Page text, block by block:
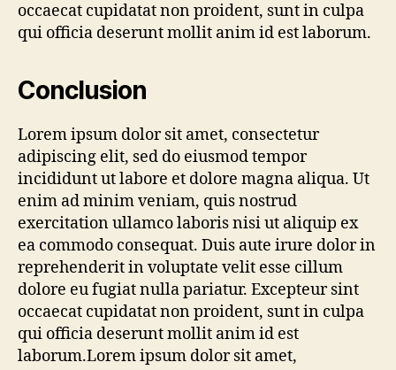
occaecat cupidatat non proident, sunt in culpa
qui officia deserunt mollit anim id est laborum.
Conclusion
Lorem ipsum dolor sit amet, consectetur
adipiscing elit, sed do eiusmod tempor
incididunt ut labore et dolore magna aliqua. Ut
enim ad minim veniam, quis nostrud
exercitation ullamco laboris nisi ut aliquip ex
ea commodo consequat. Duis aute irure dolor in
reprehenderit in voluptate velit esse cillum
dolore eu fugiat nulla pariatur. Excepteur sint
occaecat cupidatat non proident, sunt in culpa
qui officia deserunt mollit anim id est
laborum.Lorem ipsum dolor sit amet,